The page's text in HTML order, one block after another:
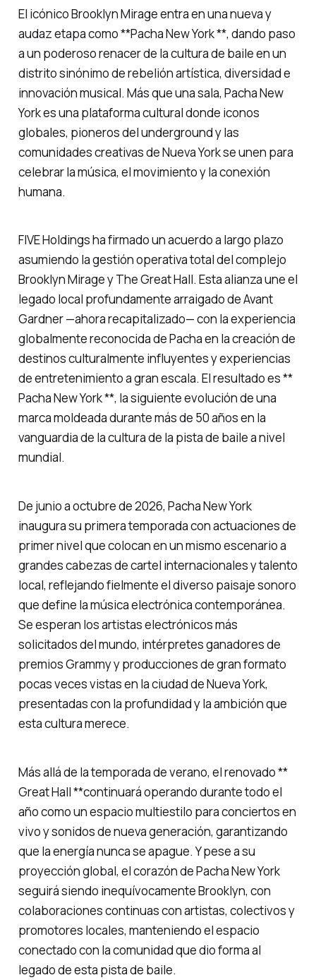
El icónico Brooklyn Mirage entra en una nueva y
audaz etapa como **Pacha New York **, dando paso
a un poderoso renacer de la cultura de baile en un
distrito sinónimo de rebelión artística, diversidad e
innovación musical. Más que una sala, Pacha New
York es una plataforma cultural donde iconos
globales, pioneros del underground y las
comunidades creativas de Nueva York se unen para
celebrar la música, el movimiento y la conexión
humana.
FIVE Holdings ha firmado un acuerdo a largo plazo
asumiendo la gestión operativa total del complejo
Brooklyn Mirage y The Great Hall. Esta alianza une el
legado local profundamente arraigado de Avant
Gardner —ahora recapitalizado— con la experiencia
globalmente reconocida de Pacha en la creación de
destinos culturalmente influyentes y experiencias
de entretenimiento a gran escala. El resultado es **
Pacha New York **, la siguiente evolución de una
marca moldeada durante más de 50 años en la
vanguardia de la cultura de la pista de baile a nivel
mundial.
De junio a octubre de 2026, Pacha New York
inaugura su primera temporada con actuaciones de
primer nivel que colocan en un mismo escenario a
grandes cabezas de cartel internacionales y talento
local, reflejando fielmente el diverso paisaje sonoro
que define la música electrónica contemporánea.
Se esperan los artistas electrónicos más
solicitados del mundo, intérpretes ganadores de
premios Grammy y producciones de gran formato
pocas veces vistas en la ciudad de Nueva York,
presentadas con la profundidad y la ambición que
esta cultura merece.
Más allá de la temporada de verano, el renovado **
Great Hall **continuará operando durante todo el
año como un espacio multiestilo para conciertos en
vivo y sonidos de nueva generación, garantizando
que la energía nunca se apague. Y pese a su
proyección global, el corazón de Pacha New York
seguirá siendo inequívocamente Brooklyn, con
colaboraciones continuas con artistas, colectivos y
promotores locales, manteniendo el espacio
conectado con la comunidad que dio forma al
legado de esta pista de baile.